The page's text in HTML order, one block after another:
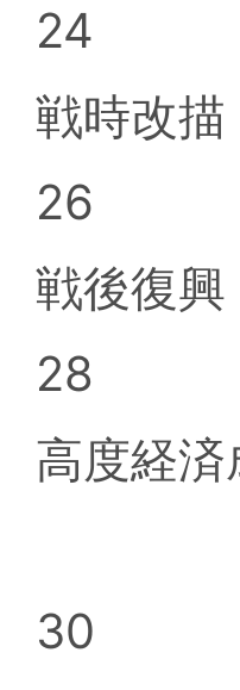
24
戦時改
26
戦後復
28
高度経
30